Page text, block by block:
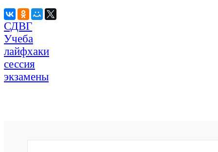
СДВГ
Учеба
лайфхаки
сессия
экзамены